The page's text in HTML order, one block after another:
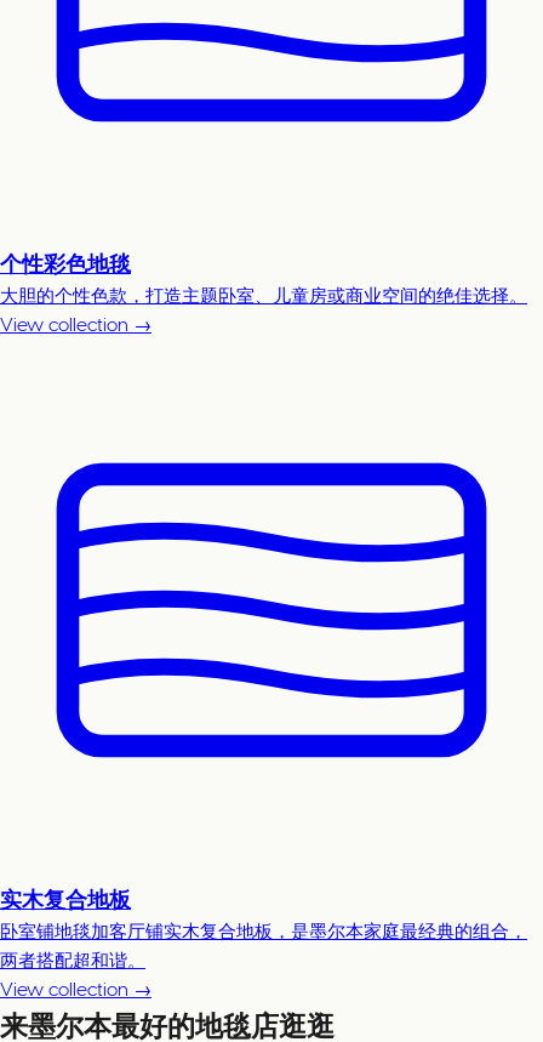
个性彩色地毯
大胆的个性色款，打造主题卧室、儿童房或商业空间的绝佳选择。
View collection →
实木复合地板
卧室铺地毯加客厅铺实木复合地板，是墨尔本家庭最经典的组合，
两者搭配超和谐。
View collection →
来墨尔本最好的地毯店逛逛